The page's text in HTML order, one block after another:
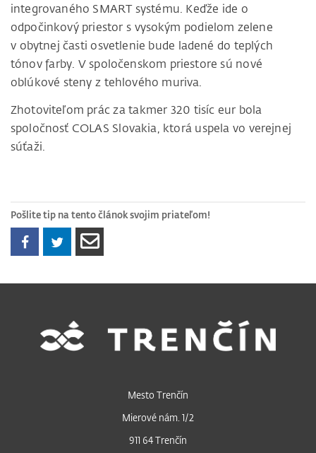
integrovaného SMART systému. Keďže ide o
odpočinkový priestor s vysokým podielom zelene
v obytnej časti osvetlenie bude ladené do teplých
tónov farby. V spoločenskom priestore sú nové
oblúkové steny z tehlového muriva.
Zhotoviteľom prác za takmer 320 tisíc eur bola
spoločnosť COLAS Slovakia, ktorá uspela vo verejnej
súťaži.
Pošlite tip na tento článok svojim priateľom!
Mesto Trenčín
Mierové nám. 1/2
911 64 Trenčín